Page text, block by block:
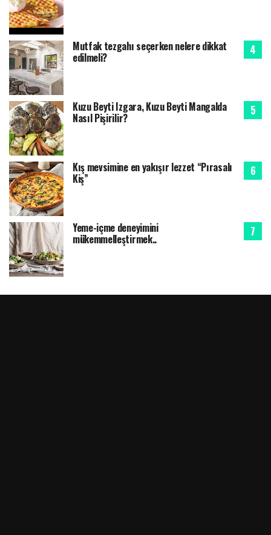
Mutfak tezgahı seçerken nelere dikkat
edilmeli?
Kuzu Beyti Izgara, Kuzu Beyti Mangalda
Nasıl Pişirilir?
Kış mevsimine en yakışır lezzet “Pırasalı
Kiş”
Yeme-içme deneyimini
mükemmelleştirmek..